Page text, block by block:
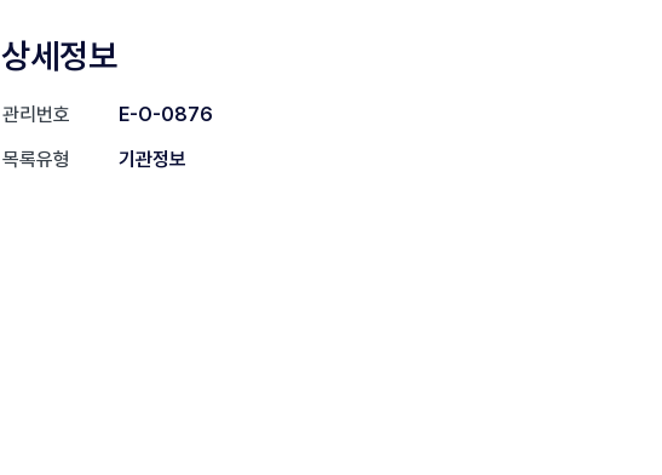
상세정보
관리번호
E-O-0876
목록유형
기관정보